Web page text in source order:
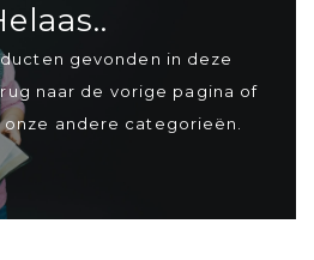
gevonden in deze
naar de vorige pagina of
andere categorieën.